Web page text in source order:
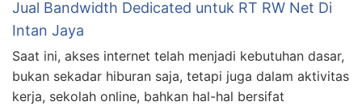
Jual Bandwidth Dedicated untuk RT RW Net Di
Intan Jaya
Saat ini, akses internet telah menjadi kebutuhan dasar,
bukan sekadar hiburan saja, tetapi juga dalam aktivitas
kerja, sekolah online, bahkan hal-hal bersifat